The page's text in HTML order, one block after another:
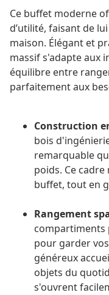
Ce buffet moderne
d’utilité, faisant de
maison. Élégant et
massif s'adapte aux
équilibre entre
parfaitement aux
Construction
bois
remarquable
poids. Ce
buffet, tout en
Rangement
compartiments
pour garder
généreux
objets du
s'ouvrent